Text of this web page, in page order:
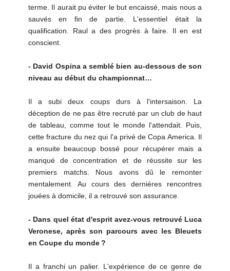
terme. Il aurait pu éviter le but encaissé, mais nous a
sauvés en fin de partie. L'essentiel était la
qualification. Raul a des progrès à faire. Il en est
conscient.
- David Ospina a semblé bien au-dessous de son
niveau au début du championnat…
Il a subi deux coups durs à l'intersaison. La
déception de ne pas être recruté par un club de haut
de tableau, comme tout le monde l'attendait. Puis,
cette fracture du nez qui l'a privé de Copa America. Il
a ensuite beaucoup bossé pour récupérer mais a
manqué de concentration et de réussite sur les
premiers matchs. Nous avons dû le remonter
mentalement. Au cours des dernières rencontres
jouées à domicile, il a retrouvé son assurance.
- Dans quel état d'esprit avez-vous retrouvé Luca
Veronese, après son parcours avec les Bleuets
en Coupe du monde ?
Il a franchi un palier. L'expérience de ce genre de